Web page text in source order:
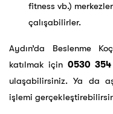
fitness vb.)
çalışabilirler.
Aydın’da Beslenme
katılmak için 0530
ulaşabilirsiniz. Ya da
işlemi